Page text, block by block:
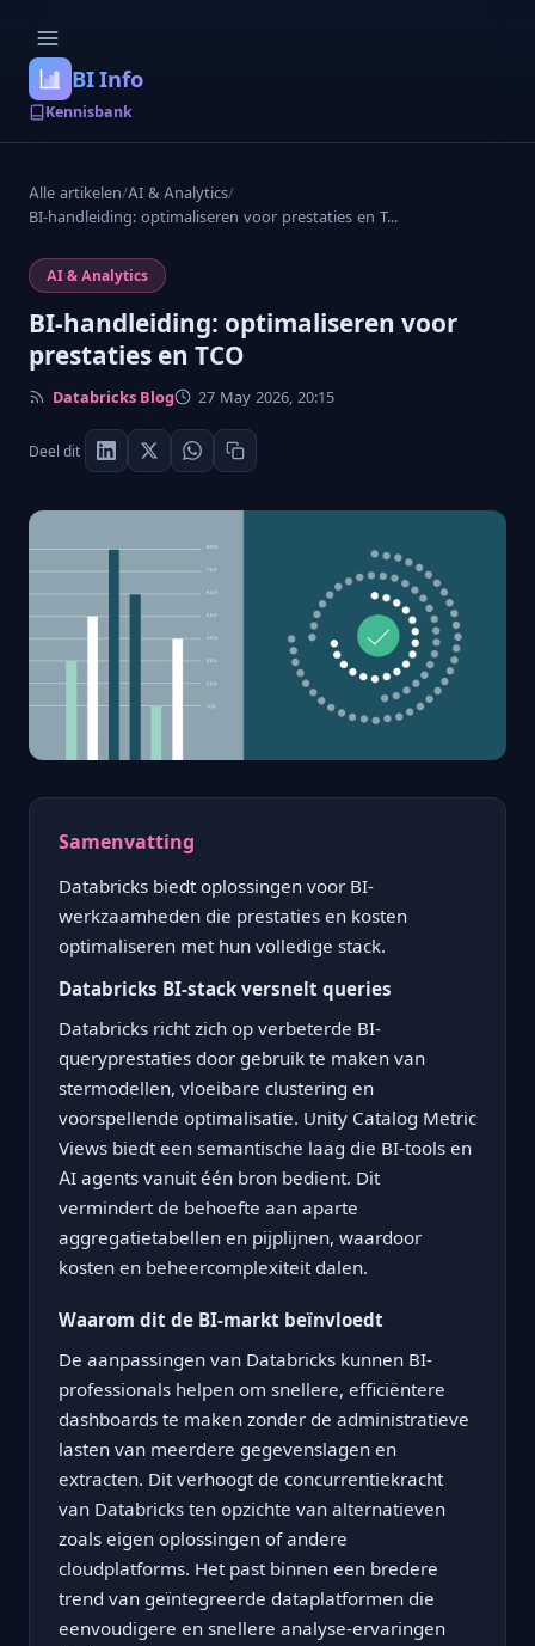
BI Info
Kennisbank
Alle artikelen/AI & Analytics/
BI-handleiding: optimaliseren voor prestaties en T...
AI & Analytics
BI-handleiding: optimaliseren voor
prestaties en TCO
Databricks Blog 27 May 2026, 20:15
Deel dit
Samenvatting
Databricks biedt oplossingen voor BI-
werkzaamheden die prestaties en kosten
optimaliseren met hun volledige stack.
Databricks BI-stack versnelt queries
Databricks richt zich op verbeterde BI-
queryprestaties door gebruik te maken van
stermodellen, vloeibare clustering en
voorspellende optimalisatie. Unity Catalog Metric
Views biedt een semantische laag die BI-tools en
AI agents vanuit één bron bedient. Dit
vermindert de behoefte aan aparte
aggregatietabellen en pijplijnen, waardoor
kosten en beheercomplexiteit dalen.
Waarom dit de BI-markt beïnvloedt
De aanpassingen van Databricks kunnen BI-
professionals helpen om snellere, efficiëntere
dashboards te maken zonder de administratieve
lasten van meerdere gegevenslagen en
extracten. Dit verhoogt de concurrentiekracht
van Databricks ten opzichte van alternatieven
zoals eigen oplossingen of andere
cloudplatforms. Het past binnen een bredere
trend van geïntegreerde dataplatformen die
eenvoudigere en snellere analyse-ervaringen